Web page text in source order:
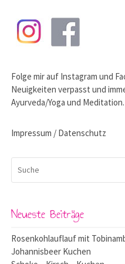
Folge mir auf Instagram und
Neuigkeiten verpasst und
Ayurveda/Yoga und Meditation.
Impressum / Datenschutz
NACH:
Neueste Beiträge
Rosenkohlauflauf mit
Johannisbeer Kuchen